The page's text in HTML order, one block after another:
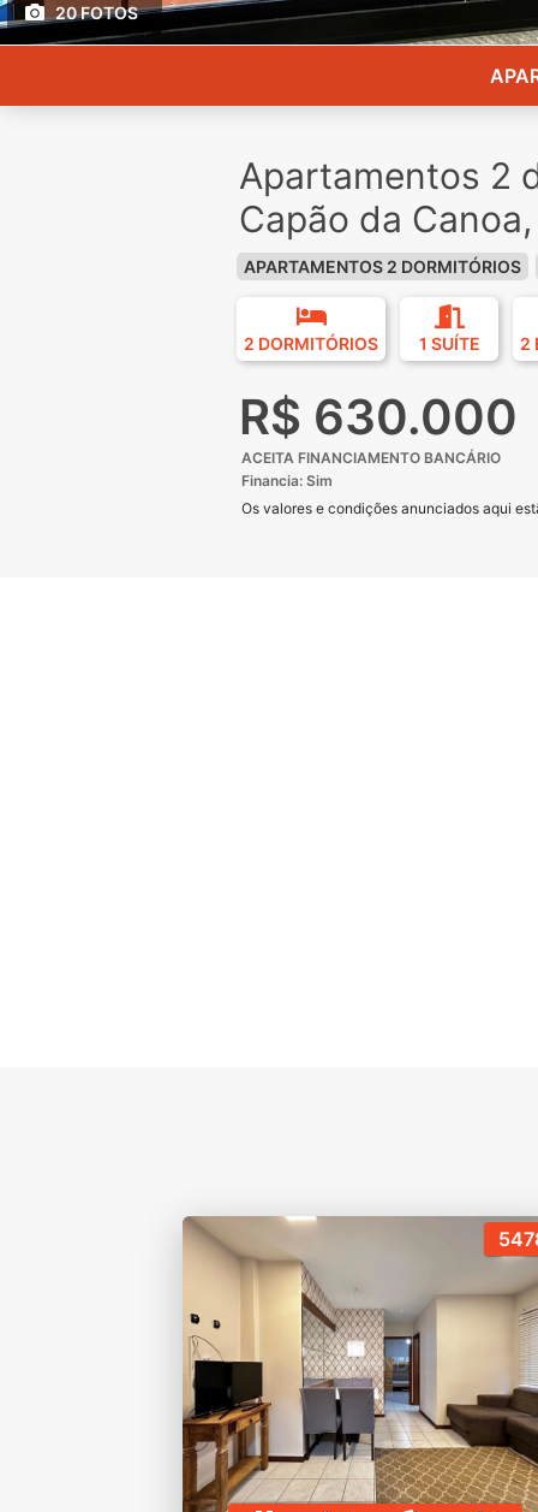
20 FOTOS
Apartamentos 2
Capão da
APARTAMENTOS 2 DORMITÓRIOS
2 DORMITÓRIOS 1 SUÍTE 2
R$ 630.000
⁠ACEITA FINANCIAMENTO BANCÁRIO
Financia: Sim
Os valores e condições anunciados aqui